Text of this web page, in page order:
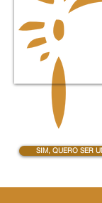
SIM, QUERO SER